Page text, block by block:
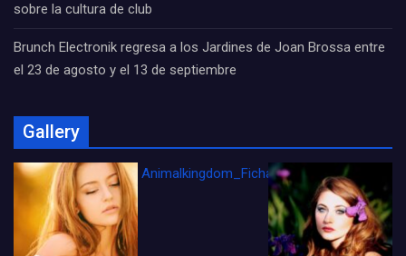
sobre la cultura de club
Brunch Electronik regresa a los Jardines de Joan Brossa entre
el 23 de agosto y el 13 de septiembre
Gallery
Animalkingdom_FichaCine